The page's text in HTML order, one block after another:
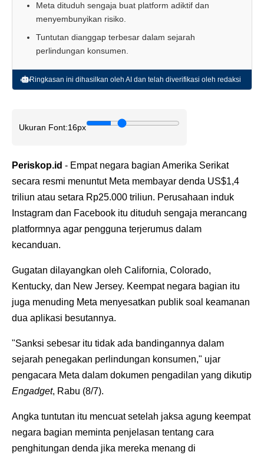
Meta dituduh sengaja buat platform adiktif dan
menyembunyikan risiko.
Tuntutan dianggap terbesar dalam sejarah
perlindungan konsumen.
Ringkasan ini dihasilkan oleh AI dan telah diverifikasi oleh redaksi
Ukuran Font:16px
Periskop.id - Empat negara bagian Amerika Serikat
secara resmi menuntut Meta membayar denda US$1,4
triliun atau setara Rp25.000 triliun. Perusahaan induk
Instagram dan Facebook itu dituduh sengaja merancang
platformnya agar pengguna terjerumus dalam
kecanduan.
Gugatan dilayangkan oleh California, Colorado,
Kentucky, dan New Jersey. Keempat negara bagian itu
juga menuding Meta menyesatkan publik soal keamanan
dua aplikasi besutannya.
"Sanksi sebesar itu tidak ada bandingannya dalam
sejarah penegakan perlindungan konsumen," ujar
pengacara Meta dalam dokumen pengadilan yang dikutip
Engadget, Rabu (8/7).
Angka tuntutan itu mencuat setelah jaksa agung keempat
negara bagian meminta penjelasan tentang cara
penghitungan denda jika mereka menang di